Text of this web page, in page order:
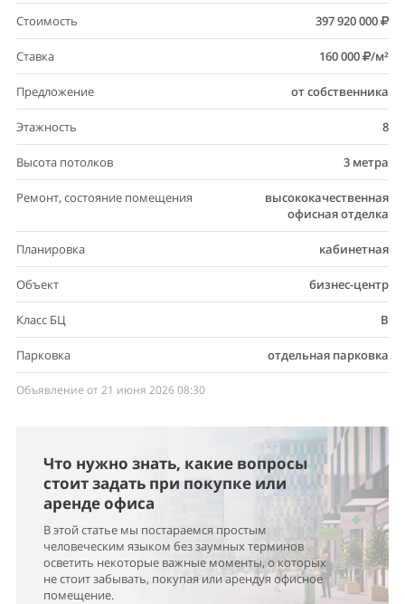
Стоимость 397 920 000
Ставка 160 000 /м²
Предложение от собственника
Этажность 8
Высота потолков 3 метра
Ремонт, состояние помещения
высококачественная
офисная отделка
Планировка кабинетная
Объект бизнес-центр
Класс БЦ B
Парковка отдельная парковка
Объявление от 21 июня 2026 08:30
Что нужно знать, какие вопросы
стоит задать при покупке или
аренде офиса
В этой статье мы постараемся простым
человеческим языком без заумных терминов
осветить некоторые важные моменты, о которых
не стоит забывать, покупая или арендуя офисное
помещение.